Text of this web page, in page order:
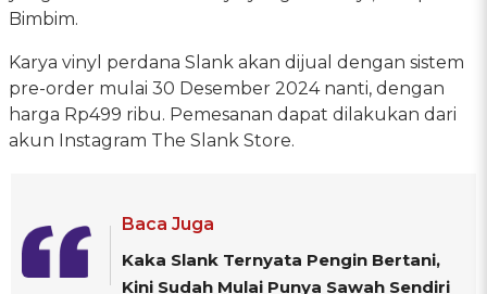
Bimbim.
Karya vinyl perdana Slank akan dijual dengan sistem
pre-order mulai 30 Desember 2024 nanti, dengan
harga Rp499 ribu. Pemesanan dapat dilakukan dari
akun Instagram The Slank Store.
Baca Juga
Kaka Slank Ternyata Pengin Bertani,
Kini Sudah Mulai Punya Sawah Sendiri